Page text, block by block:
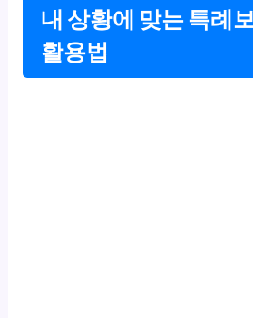
내 상황에 맞는 특례
활용법